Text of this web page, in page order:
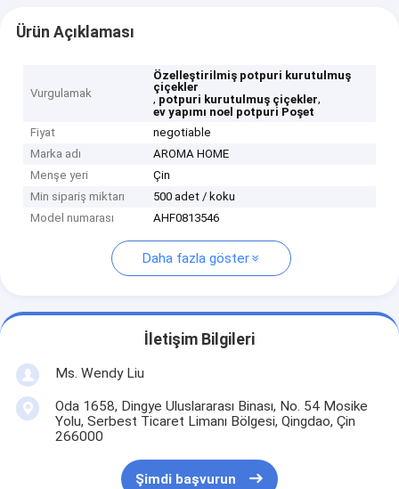
Ürün Açıklaması
Vurgulamak
Özelleştirilmiş potpuri kurutulmuş
çiçekler
, potpuri kurutulmuş çiçekler,
ev yapımı noel potpuri Poşet
Fiyat
negotiable
Marka adı
AROMA HOME
Menşe yeri
Çin
Min sipariş miktarı
500 adet / koku
Model numarası
AHF0813546
Daha fazla göster
İletişim Bilgileri
Ms. Wendy Liu
Oda 1658, Dingye Uluslararası Binası, No. 54 Mosike
Yolu, Serbest Ticaret Limanı Bölgesi, Qingdao, Çin
266000
Şimdi başvurun